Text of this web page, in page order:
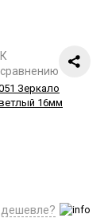
К
сравнению